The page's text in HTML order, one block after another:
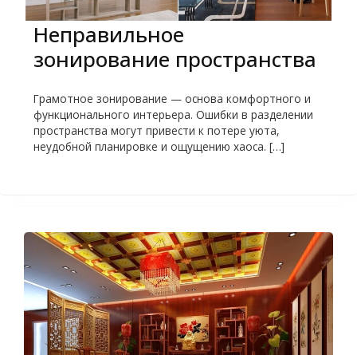
Неправильное
зонирование пространства
Грамотное зонирование — основа комфортного и
функционального интерьера. Ошибки в разделении
пространства могут привести к потере уюта,
неудобной планировке и ощущению хаоса. […]